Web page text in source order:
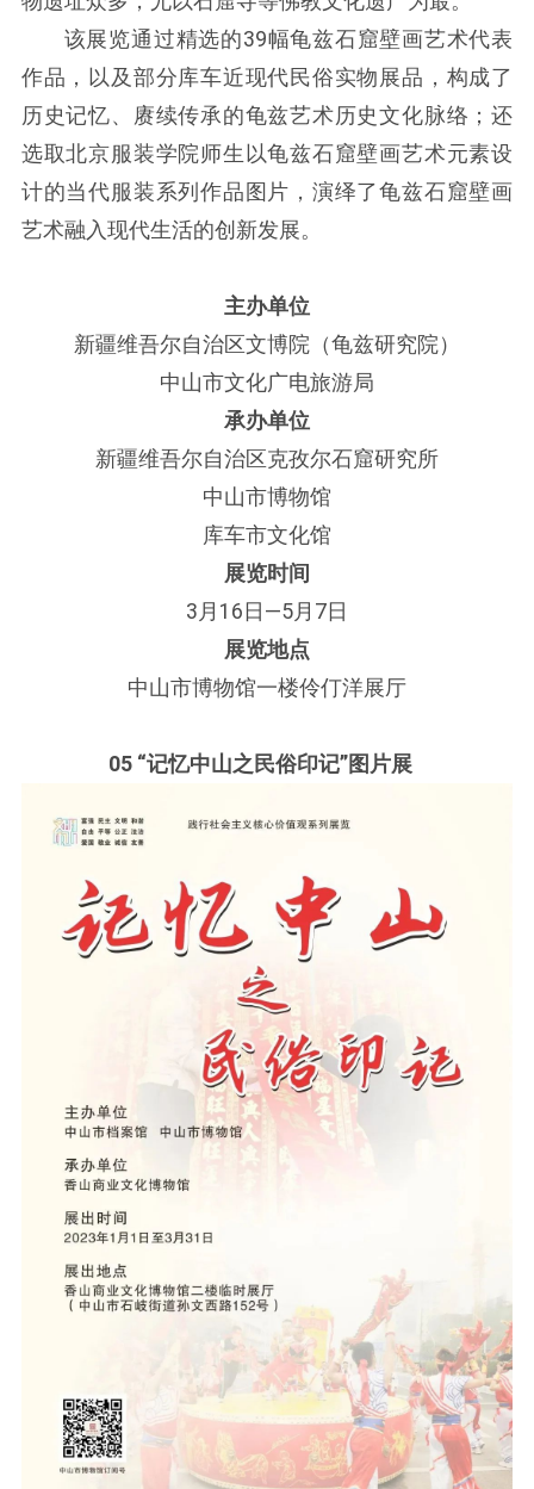
该展览通过精选的39幅龟兹石窟壁画艺术代表
作品，以及部分库车近现代民俗实物展品，构成了
历史记忆、赓续传承的龟兹艺术历史文化脉络；还
选取北京服装学院师生以龟兹石窟壁画艺术元素设
计的当代服装系列作品图片，演绎了龟兹石窟壁画
艺术融入现代生活的创新发展。
主办单位
新疆维吾尔自治区文博院（龟兹研究院）
中山市文化广电旅游局
承办单位
新疆维吾尔自治区克孜尔石窟研究所
中山市博物馆
库车市文化馆
展览时间
3月16日—5月7日
展览地点
中山市博物馆一楼伶仃洋展厅
05 “记忆中山之民俗印记”图片展